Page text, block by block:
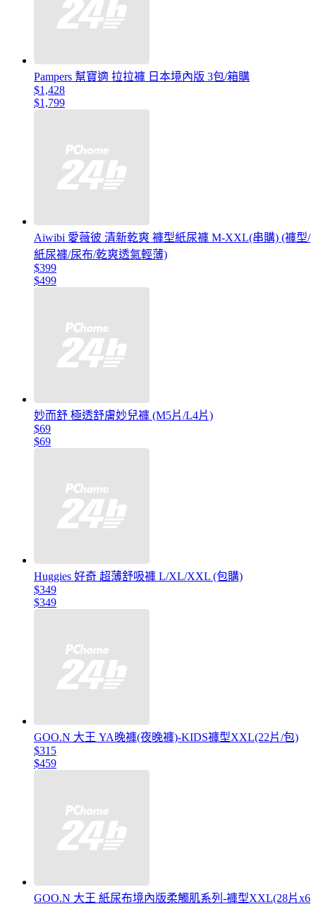
Pampers 幫寶適 拉拉褲 日本境內版 3包/箱購
$1,428
$1,799
Aiwibi 愛薇彼 清新乾爽 褲型紙尿褲 M-XXL(串購) (褲型/
紙尿褲/尿布/乾爽透氣輕薄)
$399
$499
妙而舒 極透舒膚妙兒褲 (M5片/L4片)
$69
$69
Huggies 好奇 超薄舒吸褲 L/XL/XXL (包購)
$349
$349
GOO.N 大王 YA晚褲(夜晚褲)-KIDS褲型XXL(22片/包)
$315
$459
GOO.N 大王 紙尿布境內版柔觸肌系列-褲型XXL(28片x6